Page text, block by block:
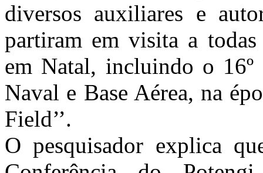
diversos auxiliares e
partiram em visita a todas
em Natal, incluindo o 16º
Naval e Base Aérea, na
Field’’.
O pesquisador explica